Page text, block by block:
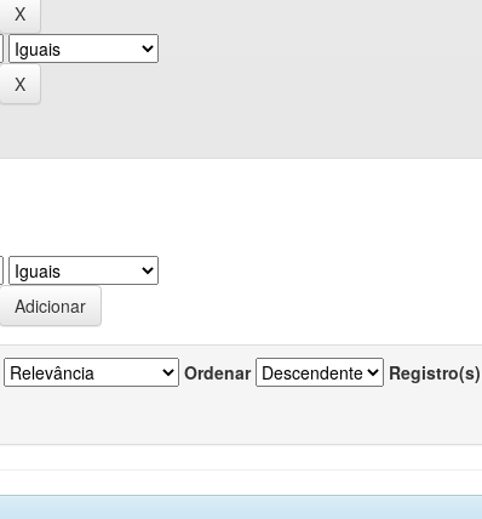
Ordenar Registro(s)